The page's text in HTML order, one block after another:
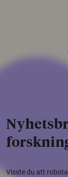
Visste du att